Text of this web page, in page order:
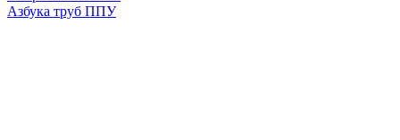
Азбука труб ППУ